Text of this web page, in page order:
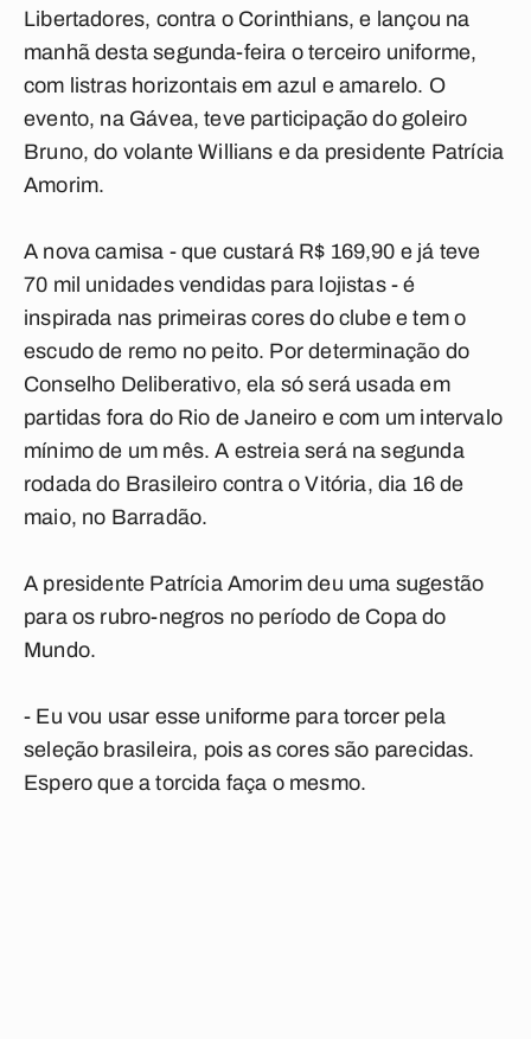
Libertadores, contra o Corinthians, e lançou na
manhã desta segunda-feira o terceiro uniforme,
com listras horizontais em azul e amarelo. O
evento, na Gávea, teve participação do goleiro
Bruno, do volante Willians e da presidente Patrícia
Amorim.
A nova camisa - que custará R$ 169,90 e já teve
70 mil unidades vendidas para lojistas - é
inspirada nas primeiras cores do clube e tem o
escudo de remo no peito. Por determinação do
Conselho Deliberativo, ela só será usada em
partidas fora do Rio de Janeiro e com um intervalo
mínimo de um mês. A estreia será na segunda
rodada do Brasileiro contra o Vitória, dia 16 de
maio, no Barradão.
A presidente Patrícia Amorim deu uma sugestão
para os rubro-negros no período de Copa do
Mundo.
- Eu vou usar esse uniforme para torcer pela
seleção brasileira, pois as cores são parecidas.
Espero que a torcida faça o mesmo.